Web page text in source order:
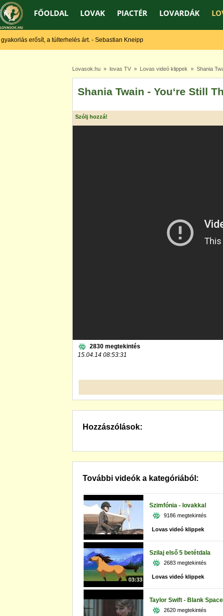
FŐOLDAL LOVAK PIACTÉR LOVARDÁK
erősít, a túlterhelés árt. - Sebastian Kneipp
Lovasok.hu» lovas TV» Lovas videó klippek » Shania
Shania Twain - You‘re Still
Szólj hozzá!
2830 megtekintés
15.04.14 08:53:31
Hozzászólások:
További videók a kategóriából:
03:33
Szimfónia - lovakkal
9186 megtekintés
Lovas videó klippek
Szilaj első 5 betétdala
2683 megtekintés
Lovas videó klippek
Taylor Swift - Blank Space
2620 megtekintés